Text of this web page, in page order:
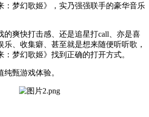
：梦幻歌姬》，实乃强强联手的豪华音乐
的爽快打击感、还是追星打call、亦是喜
乐、收集癖、甚至就是想来随便听听歌，
：梦幻歌姬》找到正确的打开方式。
甄游戏体验。